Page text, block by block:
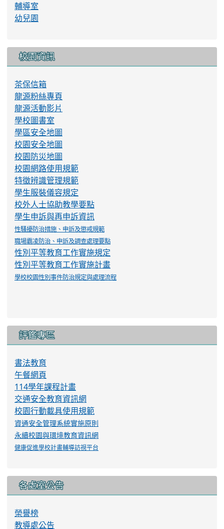
輔導室
幼兒園
校園資訊
茶保信箱
龍源粉絲專頁
龍源活動影片
學校圖書室
學區安全地圖
校園安全地圖
校園防災地圖
校園網路使用規範
特徵辨識管理規範
學生服裝儀容規定
校外人士協助教學要點
學生申訴與再申訴資訊
性騷擾防治措施、申訴及懲戒規範
職場霸凌防治、申訴及調查處理要點
性別平等教育工作實施規定
性別平等教育工作實施計畫
學校校園性別事件防治規定與處理流程
評鑑專區
書法教育
午餐網頁
114學年課程計畫
交通安全教育資訊網
校園行動載具使用規範
資通安全管理系統實施原則
永續校園與環境教育資訊網
健康促進學校計畫輔導訪視平台
各處室公告
榮譽榜
教導處公告